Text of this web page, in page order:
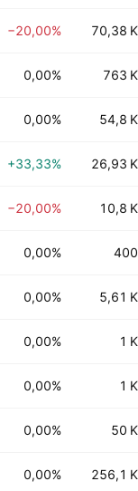
−20,00% 70,38 K
0,00% 763 K
0,00% 54,8 K
+33,33% 26,93 K
−20,00% 10,8 K
0,00% 400
0,00% 5,61 K
0,00% 1 K
0,00% 1 K
0,00% 50 K
0,00% 256,1 K